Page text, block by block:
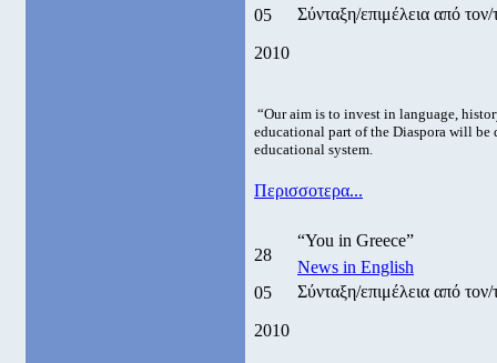
05
2010
Σύνταξη/επιμέλεια από
“Our aim is to invest in language,
educational part of the Diaspora will be
educational system.
Περισσοτερα...
28
05
2010
“You in Greece”
News in English
Σύνταξη/επιμέλεια από